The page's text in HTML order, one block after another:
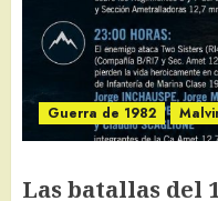
Guerra de 1982
Las batallas del